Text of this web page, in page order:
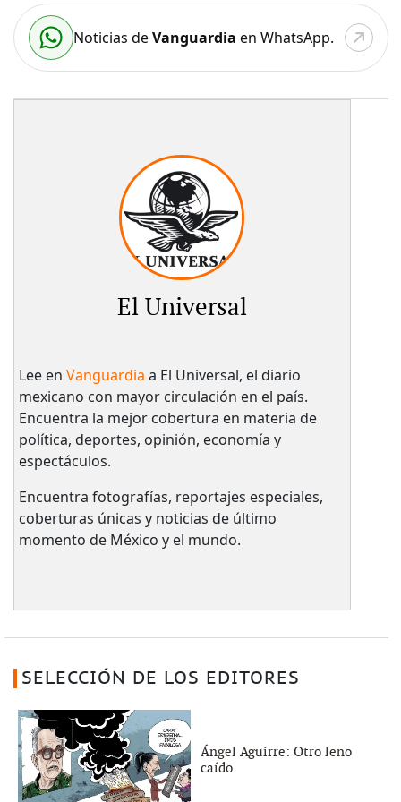
Noticias deVanguardia en WhatsApp.
El Universal
Lee en Vanguardia a El Universal, el diario
mexicano con mayor circulación en el país.​
Encuentra la mejor cobertura en materia de
política, deportes, opinión, economía y
espectáculos.
Encuentra fotografías, reportajes especiales,
coberturas únicas y noticias de último
momento de México y el mundo.
SELECCIÓN DE LOS EDITORES
Ángel Aguirre: Otro leño
caído